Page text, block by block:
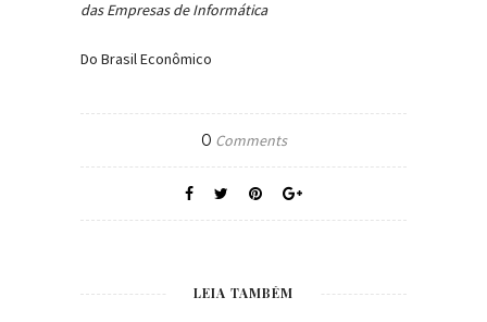
das Empresas de Informática
Do Brasil Econômico
0 Comments
LEIA TAMBÉM